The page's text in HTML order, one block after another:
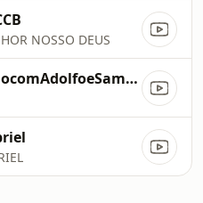
NOSSO DEUS
JonasBenichiocomAdolfoeSamueldeCamargo